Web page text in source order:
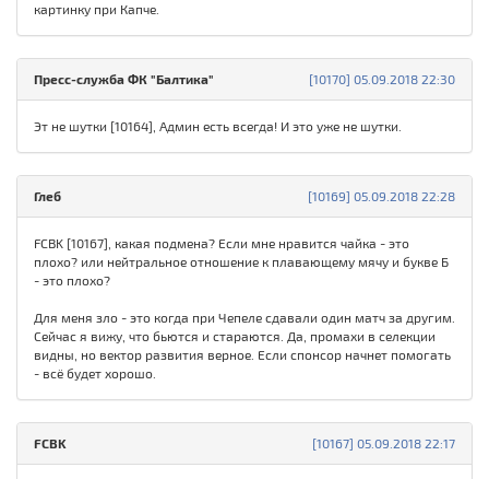
картинку при Капче.
[10170] 05.09.2018 22:30
Пресс-служба ФК "Балтика"
Эт не шутки [10164], Админ есть всегда! И это уже не шутки.
[10169] 05.09.2018 22:28
Глеб
FСBK [10167], какая подмена? Если мне нравится чайка - это
плохо? или нейтральное отношение к плавающему мячу и букве Б
- это плохо?
Для меня зло - это когда при Чепеле сдавали один матч за другим.
Сейчас я вижу, что бьются и стараются. Да, промахи в селекции
видны, но вектор развития верное. Если спонсор начнет помогать
- всё будет хорошо.
[10167] 05.09.2018 22:17
FСBK